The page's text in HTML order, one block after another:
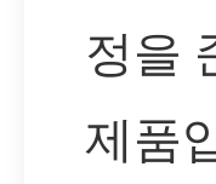
정을
제품